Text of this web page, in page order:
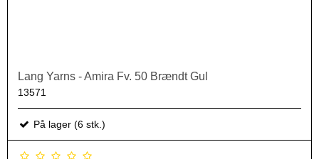
Lang Yarns - Amira Fv. 50 Brændt Gul
13571
På lager (6 stk.)